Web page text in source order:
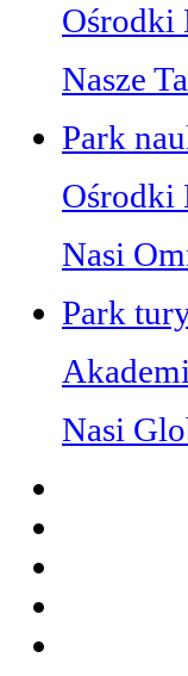
Ośrodki
Nasze
Park
Ośrodki
Nasi
Park
Nasi